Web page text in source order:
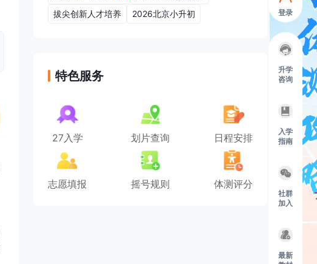
登录
升学
咨询
入学
指南
社群
加入
最新
拔尖创新人才培养
2026北京小升初
特色服务
27入学 划片查询 日程安排
志愿填报 摇号规则 体测评分